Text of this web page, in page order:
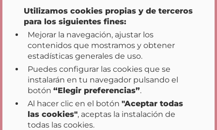
Listado de
números de
plaza de la
plantilla
orgánica de la
Administración
de la
Comunidad
Foral de Navarra
y sus OO.AA. de
las categorías:
Resuelta
Utilizamos cookies propias y de terceros
para los siguientes fines:
Mejorar la navegación, ajustar los
contenidos que mostramos y obtener
estadísticas generales de uso.
Puedes configurar las cookies que se
instalarán en tu navegador pulsando el
botón “Elegir preferencias”.
Al hacer clic en el botón "Aceptar todas
las cookies", aceptas la instalación de
todas las cookies.